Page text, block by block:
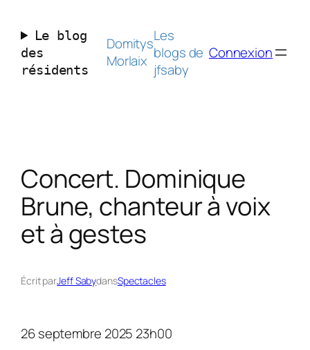
contenuLe blog
des
résidents
Domitys
Morlaix
Les
blogs de
jfsaby
Connexion
Concert. Dominique
Brune, chanteur à voix
et à gestes
Écrit parJeff SabydansSpectacles
26 septembre 2025 23h00